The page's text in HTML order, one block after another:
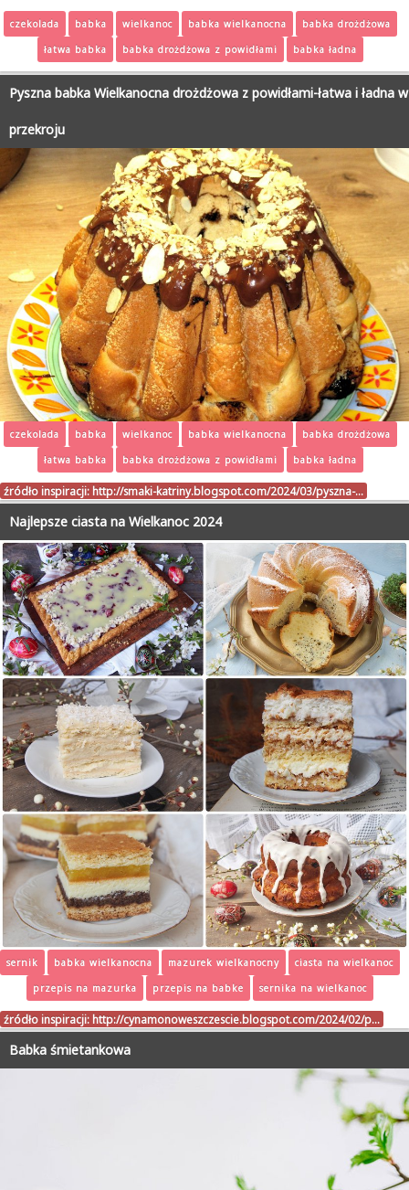
czekolada babka wielkanoc babka wielkanocna
babka drożdżowa
łatwa babka
babka drożdżowa z powidłami babka ładna
Pyszna babka Wielkanocna drożdżowa z powidłami-łatwa i ładna w
przekroju
czekolada babka wielkanoc babka wielkanocna
babka drożdżowa
łatwa babka
babka drożdżowa z powidłami babka ładna
źródło inspiracji: http://smaki-katriny.blogspot.com/2024/03/pyszna-…
Najlepsze ciasta na Wielkanoc 2024
sernik babka wielkanocna mazurek wielkanocny
ciasta na wielkanoc
przepis na mazurka
przepis na babke sernika na wielkanoc
źródło inspiracji: http://cynamonoweszczescie.blogspot.com/2024/02/p…
Babka śmietankowa